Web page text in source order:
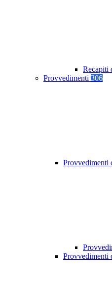
Recapiti
Provvedimenti 306
Provvedimenti
Provvedimenti